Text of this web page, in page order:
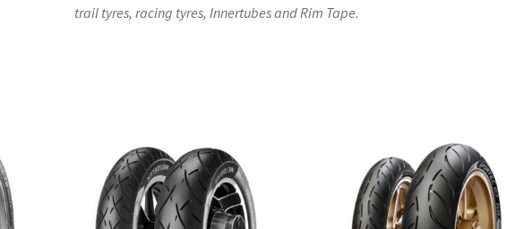
trail tyres, racing tyres, Innertubes and Rim Tape.